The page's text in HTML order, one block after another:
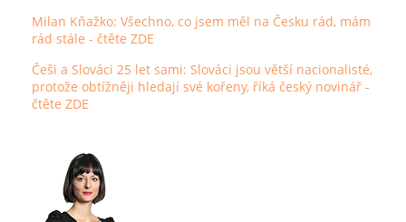
Milan Kňažko: Všechno, co jsem měl na Česku rád, mám
rád stále - čtěte ZDE
Češi a Slováci 25 let sami: Slováci jsou větší nacionalisté,
protože obtížněji hledají své kořeny, říká český novinář -
čtěte ZDE